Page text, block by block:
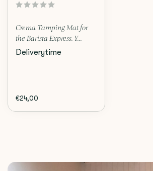
Crema Tamping Mat for
the Barista Express. Y...
Deliverytime
€24,00